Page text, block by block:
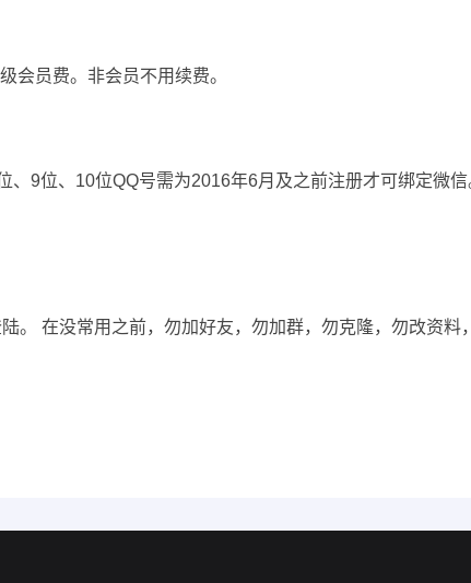
会员费。非会员不用续费。
9位、10位QQ号需为2016年6月及之前注册才可绑定微信
。 在没常用之前，勿加好友，勿加群，勿克隆，勿改资料